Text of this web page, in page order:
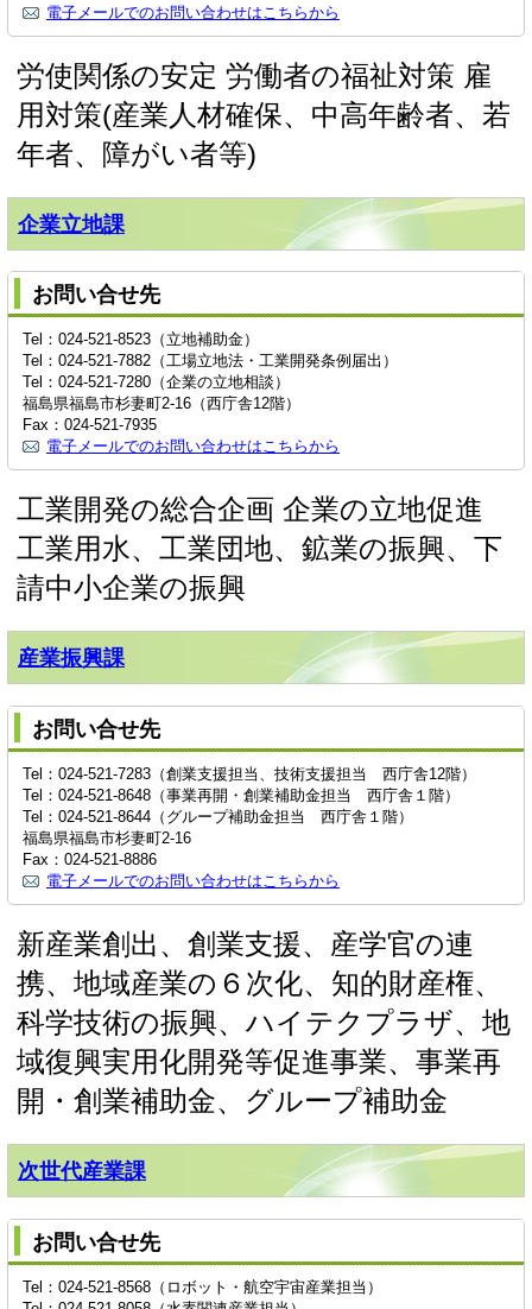
電子メールでのお問い合わせはこちらから
労使関係の安定 労働者の福祉対策 雇
用対策(産業人材確保、中高年齢者、若
年者、障がい者等)
企業立地課
お問い合せ先
Tel：024-521-8523（立地補助金）
Tel：024-521-7882（工場立地法・工業開発条例届出）
Tel：024-521-7280（企業の立地相談）
福島県福島市杉妻町2-16（西庁舎12階）
Fax：024-521-7935
電子メールでのお問い合わせはこちらから
工業開発の総合企画 企業の立地促進
工業用水、工業団地、鉱業の振興、下
請中小企業の振興
産業振興課
お問い合せ先
Tel：024-521-7283（創業支援担当、技術支援担当 西庁舎12階）
Tel：024-521-8648（事業再開・創業補助金担当 西庁舎１階）
Tel：024-521-8644（グループ補助金担当 西庁舎１階）
福島県福島市杉妻町2-16
Fax：024-521-8886
電子メールでのお問い合わせはこちらから
新産業創出、創業支援、産学官の連
携、地域産業の６次化、知的財産権、
科学技術の振興、ハイテクプラザ、地
域復興実用化開発等促進事業、事業再
開・創業補助金、グループ補助金
次世代産業課
お問い合せ先
Tel：024-521-8568（ロボット・航空宇宙産業担当）